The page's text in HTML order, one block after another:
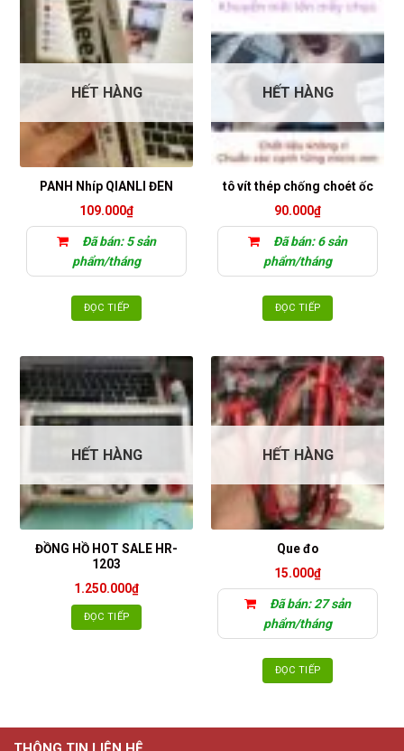
HẾT HÀNG
PANH Nhíp QIANLI ĐEN
109.000₫
Đã bán: 5 sản
phẩm/tháng
ĐỌC TIẾP
HẾT HÀNG
tô vít thép chống choét ốc
90.000₫
Đã bán: 6 sản
phẩm/tháng
ĐỌC TIẾP
HẾT HÀNG
ĐỒNG HỒ HOT SALE HR-
1203
1.250.000₫
ĐỌC TIẾP
HẾT HÀNG
Que đo
15.000₫
Đã bán: 27 sản
phẩm/tháng
ĐỌC TIẾP